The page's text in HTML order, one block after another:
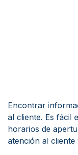
Encontrar
al cliente. Es fácil
horarios de
atención al cliente